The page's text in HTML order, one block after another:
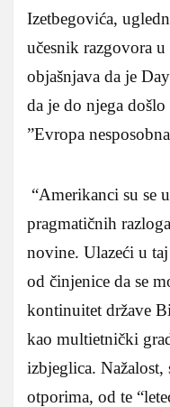
Izetbegovića,
učesnik razgovora
objašnjava da je
da je do njega došlo
”Evropa
“Amerikanci su se
pragmatičnih
novine. Ulazeći u
od činjenice da se
kontinuitet države
kao multietnički
izbjeglica.
otporima, od te